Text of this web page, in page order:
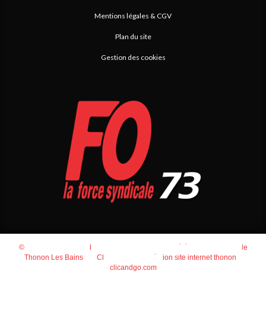
Mentions légales & CGV
Plan du site
Gestion des cookies
© 2026 Agence Web Thonon Les Bains
Référencement Google
Thonon Les Bains
Clic And Go
création site internet thonon
clicandgo.com